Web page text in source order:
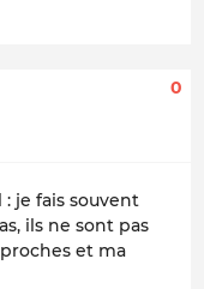
0
je fais souvent
ils ne sont pas
et ma